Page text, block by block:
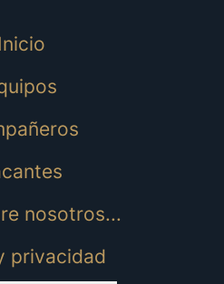
nosotros...
privacidad